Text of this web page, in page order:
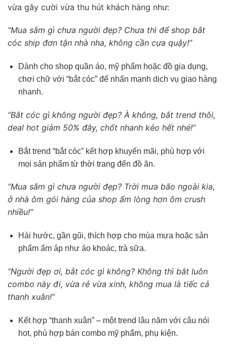
vừa gây cười vừa thu hút khách hàng như:
“Mua sắm gì chưa người đẹp? Chưa thì để shop bắt
cóc ship đơn tận nhà nha, không cần cựa quậy!”
Dành cho shop quần áo, mỹ phẩm hoặc đồ gia dụng,
chơi chữ với “bắt cóc” để nhấn mạnh dịch vụ giao hàng
nhanh.
“Bắt cóc gì không người đẹp? À không, bắt trend thôi,
deal hot giảm 50% đây, chốt nhanh kẻo hết nhé!”
Bắt trend “bắt cóc” kết hợp khuyến mãi, phù hợp với
mọi sản phẩm từ thời trang đến đồ ăn.
“Mua sắm gì chưa người đẹp? Trời mưa bão ngoài kia,
ở nhà ôm gói hàng của shop ấm lòng hơn ôm crush
nhiều!”
Hài hước, gần gũi, thích hợp cho mùa mưa hoặc sản
phẩm ấm áp như áo khoác, trà sữa.
“Người đẹp ơi, bắt cóc gì không? Không thì bắt luôn
combo này đi, vừa rẻ vừa xinh, không mua là tiếc cả
thanh xuân!”
Kết hợp “thanh xuân” – một trend lâu năm với câu nói
hot, phù hợp bán combo mỹ phẩm, phụ kiện.